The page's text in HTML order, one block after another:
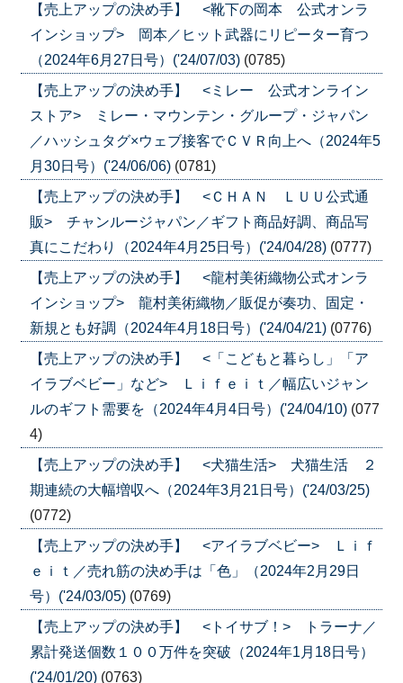
【売上アップの決め手】 <靴下の岡本 公式オンラ
インショップ> 岡本／ヒット武器にリピーター育つ
（2024年6月27日号）('24/07/03) (0785)
【売上アップの決め手】 <ミレー 公式オンライン
ストア> ミレー・マウンテン・グループ・ジャパン
／ハッシュタグ×ウェブ接客でＣＶＲ向上へ（2024年5
月30日号）('24/06/06) (0781)
【売上アップの決め手】 <ＣＨＡＮ ＬＵＵ公式通
販> チャンルージャパン／ギフト商品好調、商品写
真にこだわり（2024年4月25日号）('24/04/28) (0777)
【売上アップの決め手】 <龍村美術織物公式オンラ
インショップ> 龍村美術織物／販促が奏功、固定・
新規とも好調（2024年4月18日号）('24/04/21) (0776)
【売上アップの決め手】 <「こどもと暮らし」「ア
イラブベビー」など> Ｌｉｆｅｉｔ／幅広いジャン
ルのギフト需要を（2024年4月4日号）('24/04/10) (077
4)
【売上アップの決め手】 <犬猫生活> 犬猫生活 ２
期連続の大幅増収へ（2024年3月21日号）('24/03/25)
(0772)
【売上アップの決め手】 <アイラブベビー> Ｌｉｆ
ｅｉｔ／売れ筋の決め手は「色」（2024年2月29日
号）('24/03/05) (0769)
【売上アップの決め手】 <トイサブ！> トラーナ／
累計発送個数１００万件を突破（2024年1月18日号）
('24/01/20) (0763)